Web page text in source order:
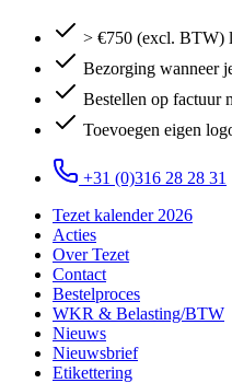
> €750 (excl. BTW)
Bezorging wanneer
Bestellen op factuur
Toevoegen eigen
+31 (0)316 28 28 31
Tezet kalender 2026
Acties
Over Tezet
Contact
Bestelproces
WKR & Belasting/BTW
Nieuws
Nieuwsbrief
Etikettering